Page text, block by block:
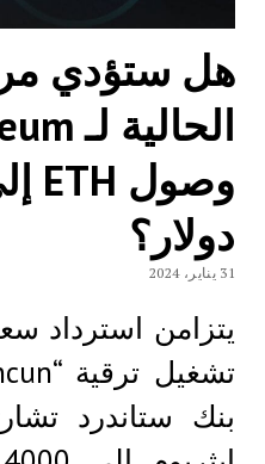
هل ستؤدي
دولار؟
31 يناير، 2024
بنك ستاندرد